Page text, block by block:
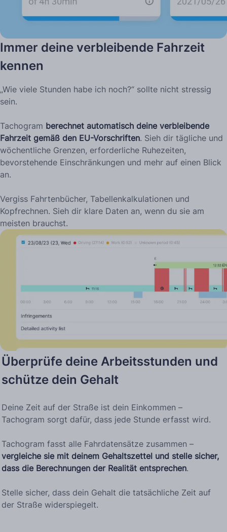
Immer deine verbleibende Fahrzeit
kennen
„Wie viele Stunden habe ich noch?“ sollte nicht stressig
sein.
Tachogram berechnet automatisch deine verbleibende
Fahrzeit gemäß den EU-Vorschriften. Sieh dir tägliche und
wöchentliche Grenzen, erforderliche Ruhezeiten,
bevorstehende Einschränkungen und mehr auf einen Blick
an.
Vergiss Fahrtenbücher, Tabellenkalkulationen und
Kopfrechnen. Sieh dir klare Daten an, wenn du sie am
meisten brauchst.
Überprüfe deine Arbeitsstunden und
schütze dein Gehalt
Deine Zeit auf der Straße ist dein Einkommen –
Tachogram sorgt dafür, dass jede Stunde erfasst wird.
Tachogram fasst alle Fahrdatensätze zusammen –
vergleiche sie mit deinem Gehaltszettel und stelle sicher,
dass die Berechnungen der Realität entsprechen.
Stelle sicher, dass dein Gehalt die tatsächliche Zeit auf
der Straße widerspiegelt.